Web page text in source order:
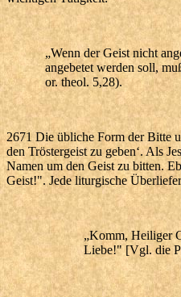
„Wenn der Geist nicht
angebetet werden soll,
or. theol. 5,28).
2671 Die übliche Form der Bitte
den Tröstergeist zu geben‘. Als
Namen um den Geist zu bitten.
Geist!". Jede liturgische
„Komm, Heiliger
Liebe!" [Vgl. die